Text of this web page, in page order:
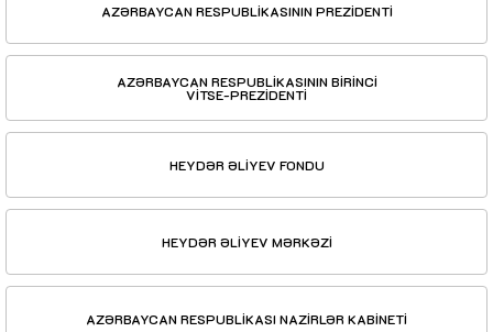
AZƏRBAYCAN RESPUBLİKASININ PREZİDENTİ
AZƏRBAYCAN RESPUBLİKASININ BİRİNCİ
VİTSE-PREZİDENTİ
HEYDƏR ƏLİYEV FONDU
HEYDƏR ƏLİYEV MƏRKƏZİ
AZƏRBAYCAN RESPUBLİKASI NAZİRLƏR KABİNETİ